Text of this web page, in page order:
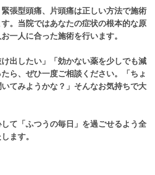
張型頭痛、片頭痛は正しい方法で施術
。当院ではあなたの症状の根本的な原
一人に合った施術を行います。
け出したい」「効かない薬を少しでも減
ら、ぜひ一度ご相談ください。「ちょ
てみようかな？」そんなお気持ちで大
て「ふつうの毎日」を過ごせるよう全
ます。